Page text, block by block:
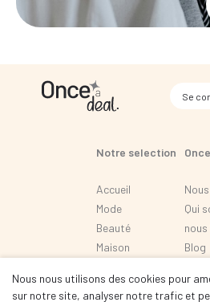
Nous nous utilisons des cookies pour
sur notre site, analyser notre trafic et
Se
Notre selection
Accueil
Mode
Beauté
Maison
Automobile
Qui
nous
Blog